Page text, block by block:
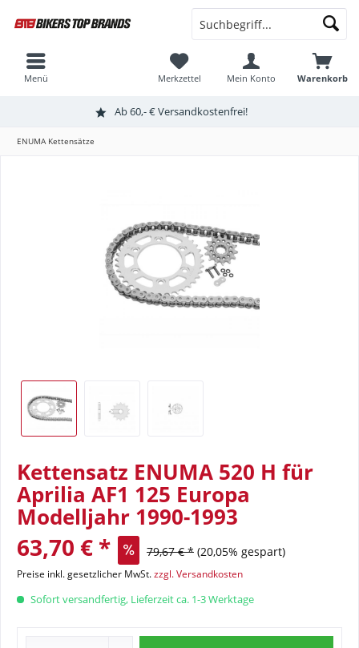
Ab 60,- € Versandkostenfrei!
Warenkorb
Merkzettel Mein Konto
Menü
ENUMA Kettensätze
Kettensatz ENUMA 520 H für
Aprilia AF1 125 Europa
Modelljahr 1990-1993
63,70 € * 79,67 € * (20,05% gespart)
Preise inkl. gesetzlicher MwSt.zzgl. Versandkosten
Sofort versandfertig, Lieferzeit ca. 1-3 Werktage